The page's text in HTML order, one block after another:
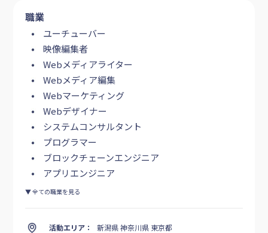
職業
ユーチューバー
映像編集者
Webメディアライター
Webメディア編集
Webマーケティング
Webデザイナー
システムコンサルタント
プログラマー
ブロックチェーンエンジニア
アプリエンジニア
▼ 全ての職業を見る
活動エリア：
新潟県 神奈川県 東京都